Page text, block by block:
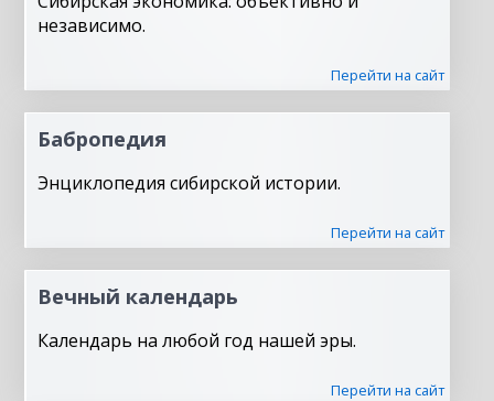
независимо.
Перейти на сайт
Бабропедия
Энциклопедия сибирской истории.
Перейти на сайт
Вечный календарь
Календарь на любой год нашей эры.
Перейти на сайт